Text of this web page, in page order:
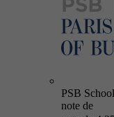
PSB
note de